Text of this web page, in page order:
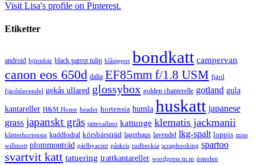
Visit Lisa's profile on Pinterest.
Etiketter
android björnbär black parrot tulip blåsippor bondkatt campervan
canon eos 650d dalia EF85mm f/1.8 USM fjäril
fjärilslavendel gekås ullared glossybox golden chanterelle gotland gula
kantareller H&M Home header hortensia humla huskatt japanese
grass japanskt gräs jättevallmo kattunge klematis jackmanii
klätterhortensia kuddfodral körsbärsträd lagerhaus lavendel lkg-spalt loppis miss
willmott plommonträd pärlhyacint påskris rudbeckia scrapbooking spartoo
svartvit katt tatuering trattkantareller wordpress m.m österlen